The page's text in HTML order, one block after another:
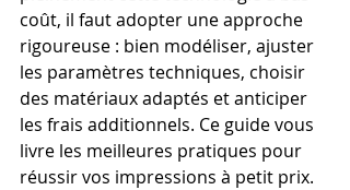
coût, il faut adopter une approche
rigoureuse : bien modéliser, ajuster
les paramètres techniques, choisir
des matériaux adaptés et anticiper
les frais additionnels. Ce guide vous
livre les meilleures pratiques pour
réussir vos impressions à petit prix.